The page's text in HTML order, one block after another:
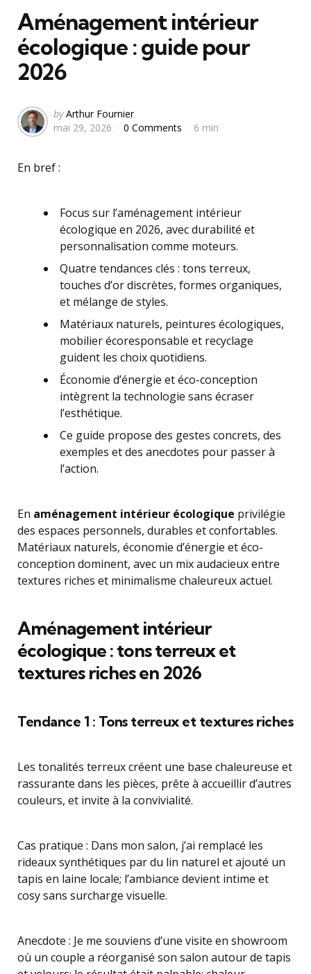
Aménagement intérieur
écologique : guide pour
2026
Posted
by
by Arthur Fournier
mai 29, 2026
0 Comments 6 min
En bref :
Focus sur l’aménagement intérieur
écologique en 2026, avec durabilité et
personnalisation comme moteurs.
Quatre tendances clés : tons terreux,
touches d’or discrètes, formes organiques,
et mélange de styles.
Matériaux naturels, peintures écologiques,
mobilier écoresponsable et recyclage
guident les choix quotidiens.
Économie d’énergie et éco-conception
intègrent la technologie sans écraser
l’esthétique.
Ce guide propose des gestes concrets, des
exemples et des anecdotes pour passer à
l’action.
En aménagement intérieur écologique privilégie
des espaces personnels, durables et confortables.
Matériaux naturels, économie d’énergie et éco-
conception dominent, avec un mix audacieux entre
textures riches et minimalisme chaleureux actuel.
Aménagement intérieur
écologique : tons terreux et
textures riches en 2026
Tendance 1 : Tons terreux et textures riches
Les tonalités terreux créent une base chaleureuse et
rassurante dans les pièces, prête à accueillir d’autres
couleurs, et invite à la convivialité.
Cas pratique : Dans mon salon, j’ai remplacé les
rideaux synthétiques par du lin naturel et ajouté un
tapis en laine locale; l’ambiance devient intime et
cosy sans surcharge visuelle.
Anecdote : Je me souviens d’une visite en showroom
où un couple a réorganisé son salon autour de tapis